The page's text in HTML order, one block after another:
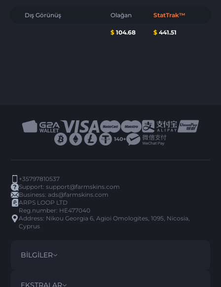
Dış Görünüş Olağan StatTrak™
$ 104.68 $ 441.51
+35797810537
Support:support@farmskins.com
Business:ads@farmskins.com
ARPS LOOP LTD
Reg.number: HE477040
Address: Nikou Georgia 6, Agioi Omologites, 1095, Nicosia,
Cyprus
BILGILER
ŞARTLAR VE KOŞULLAR
EKSTRALAR